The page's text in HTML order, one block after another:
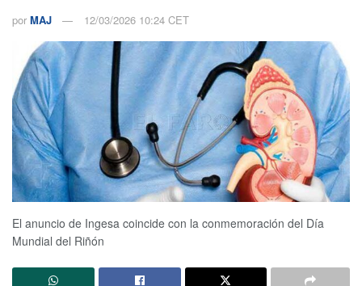
por MAJ 12/03/2026 10:24 CET
El anuncio de Ingesa coincide con la conmemoración del Día
Mundial del Riñón